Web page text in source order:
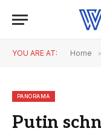
YOU ARE AT: Home
PANORAMA
Putin